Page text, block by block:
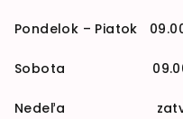
Pondelok – Piatok
Sobota 09.00 –
Nedeľa